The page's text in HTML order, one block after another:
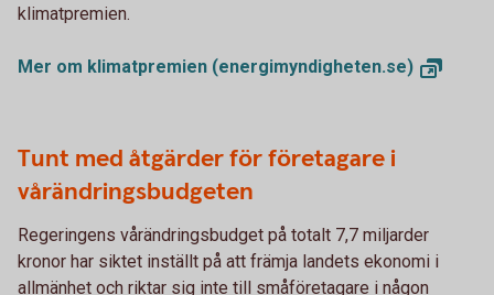
klimatpremien.
Mer om klimatpremien (energimyndigheten.se)
Tunt med åtgärder för företagare i
vårändringsbudgeten
Regeringens vårändringsbudget på totalt 7,7 miljarder
kronor har siktet inställt på att främja landets ekonomi i
allmänhet och riktar sig inte till småföretagare i någon